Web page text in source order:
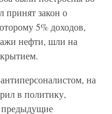
принят закон о
5% доходов,
нефти, шли на
на
в политику,
предыдущие